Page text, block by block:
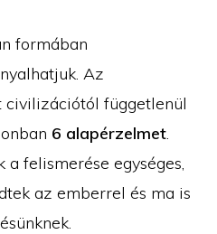
formában
Az
függetlenül
6 alapérzelmet.
a felismerése egységes,
az emberrel és ma is